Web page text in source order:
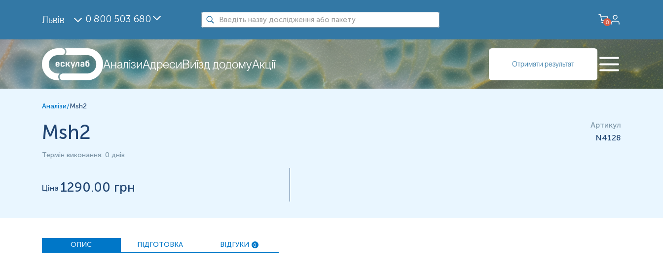
Львів 0 800 503 680 0
АналізиАдресиВиїзд додомуАкції Отримати результат
Матеріал
Парафінові блоки
*Одиниці вимірювання, референтні значення та діапазон вимірювань можуть змінюватися у відповідності до зміни тест-систем.
Аналізи/Msh2
Msh2
Артикул
N4128
Термін виконання: 0 днів
Ціна 1290.00 грн
ОПИС ПІДГОТОВКА ВІДГУКИ 0